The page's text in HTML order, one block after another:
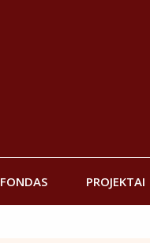
FONDAS PROJEKTAI